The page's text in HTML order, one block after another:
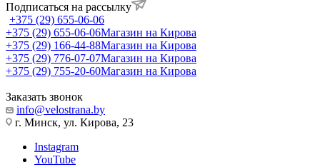
Подписаться на рассылку
+375 (29) 655-06-06
+375 (29) 655-06-06Магазин на Кирова
+375 (29) 166-44-88Магазин на Кирова
+375 (29) 776-07-07Магазин на Кирова
+375 (29) 755-20-60Магазин на Кирова
Заказать звонок
info@velostrana.by
г. Минск, ул. Кирова, 23
Instagram
YouTube